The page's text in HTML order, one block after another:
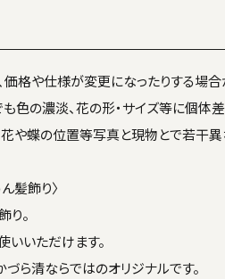
格や仕様が変更になったりする場合
色の濃淡、花の形・サイズ等に個体差
や蝶の位置等写真と現物とで若干異
髪飾り〉
。
いただけます。
ら清ならではのオリジナルです。